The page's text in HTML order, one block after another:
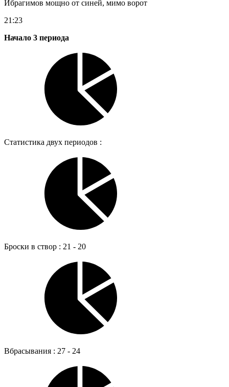
Ибрагимов мощно от синей, мимо ворот
21:23
Начало 3 периода
Статистика двух периодов :
Броски в створ : 21 - 20
Вбрасывания : 27 - 24